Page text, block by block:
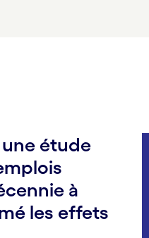
une étude
à
les effets